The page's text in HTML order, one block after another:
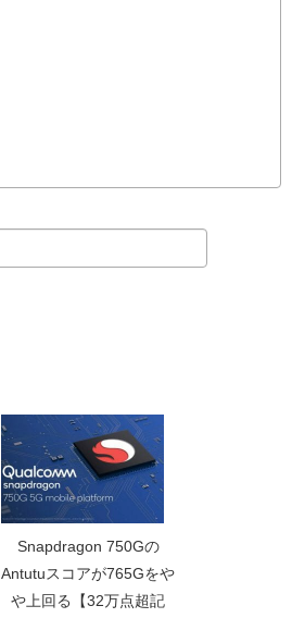
Snapdragon 750Gの
Antutuスコアが765Gをや
や上回る【32万点超記